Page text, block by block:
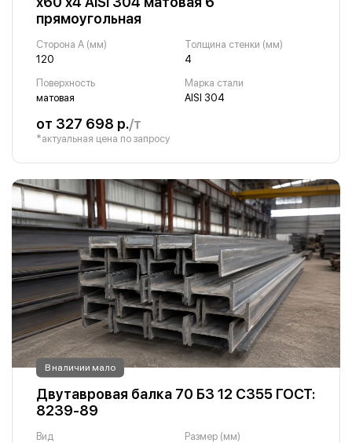
прямоугольная
Сторона A (мм)
120
Толщина стенки (мм)
4
Поверхность
матовая
Марка стали
AISI 304
от 327 698 р./т
*актуальная цена по запросу
В наличии мало
Двутавровая балка 70 Б3 12 С355 ГОСТ:
8239-89
Вид
Размер (мм)